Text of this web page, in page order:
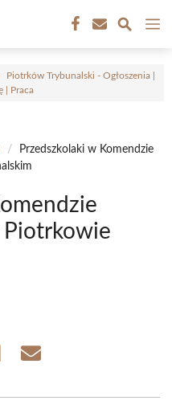
Piotrków Trybunalski - Ogłoszenia |
| Praca
/
Przedszkolaki w Komendzie
Piotrkowie
Share